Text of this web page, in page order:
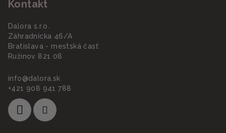
Kontakt
Dalora s.r.o.
Záhradnícka 46/A
Bratislava - mestská časť
Ružinov 821 08
info@dalora.sk
+421 908 941 788